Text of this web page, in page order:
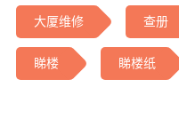
大厦维修 查册
睇楼 睇楼纸